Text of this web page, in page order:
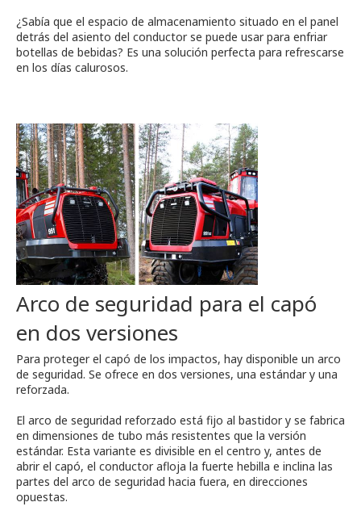
¿Sabía que el espacio de almacenamiento situado en el panel
detrás del asiento del conductor se puede usar para enfriar
botellas de bebidas? Es una solución perfecta para refrescarse
en los días calurosos.
Arco de seguridad para el capó
en dos versiones
Para proteger el capó de los impactos, hay disponible un arco
de seguridad. Se ofrece en dos versiones, una estándar y una
reforzada.
El arco de seguridad reforzado está fijo al bastidor y se fabrica
en dimensiones de tubo más resistentes que la versión
estándar. Esta variante es divisible en el centro y, antes de
abrir el capó, el conductor afloja la fuerte hebilla e inclina las
partes del arco de seguridad hacia fuera, en direcciones
opuestas.